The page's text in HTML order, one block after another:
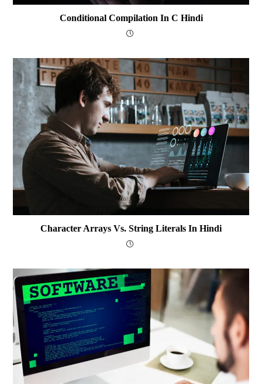
Conditional Compilation In C Hindi
Character Arrays Vs. String Literals In Hindi